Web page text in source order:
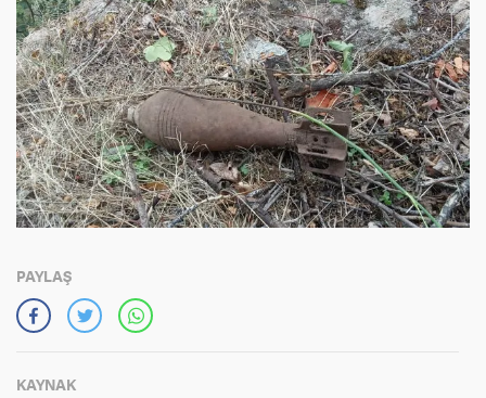
PAYLAŞ
KAYNAK